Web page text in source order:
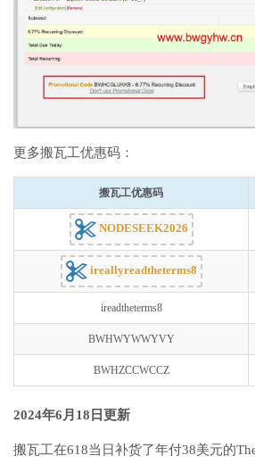
更多搬瓦工优惠码：
搬瓦工优惠码
NODESEEK2026
ireallyreadtheterms8
ireadtheterms8
BWHWYWWYVY
BWHZCCWCCZ
2024年6月18日更新
搬瓦工在618当日补货了年付38美元的